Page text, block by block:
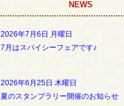
NEWS
2026年7月6日 月曜日
7月はスパイシーフェアです♪
2026年6月25日 木曜日
夏のスタンプラリー開催のお知らせ